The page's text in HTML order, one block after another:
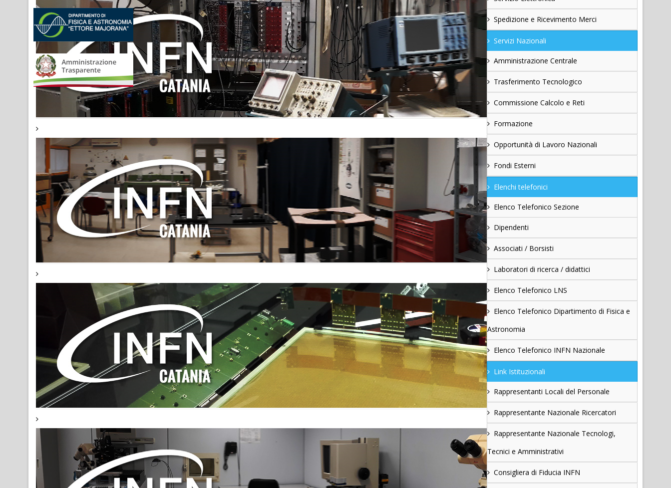
Spedizione e Ricevimento Merci
Servizi Nazionali
Amministrazione Centrale
Trasferimento Tecnologico
Commissione Calcolo e Reti
Formazione
Opportunità di Lavoro Nazionali
Fondi Esterni
Elenchi telefonici
Elenco Telefonico Sezione
Dipendenti
Associati / Borsisti
Laboratori di ricerca / didattici
Elenco Telefonico LNS
Elenco Telefonico Dipartimento di Fisica e
Astronomia
Elenco Telefonico INFN Nazionale
Link Istituzionali
Rappresentanti Locali del Personale
Rappresentante Nazionale Ricercatori
Rappresentante Nazionale Tecnologi,
Tecnici e Amministrativi
Consigliera di Fiducia INFN